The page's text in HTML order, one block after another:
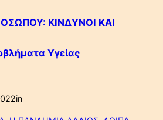
ΚΙΝΔΥΝΟΙ ΚΑΙ
Υγείας
in